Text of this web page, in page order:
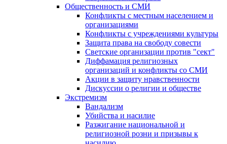
Общественность и СМИ
Конфликты с местным населением и
организациями
Конфликты с учреждениями культуры
Защита права на свободу совести
Светские организации против "сект"
Диффамация религиозных
организаций и конфликты со СМИ
Акции в защиту нравственности
Дискуссии о религии и обществе
Экстремизм
Вандализм
Убийства и насилие
Разжигание национальной и
религиозной розни и призывы к